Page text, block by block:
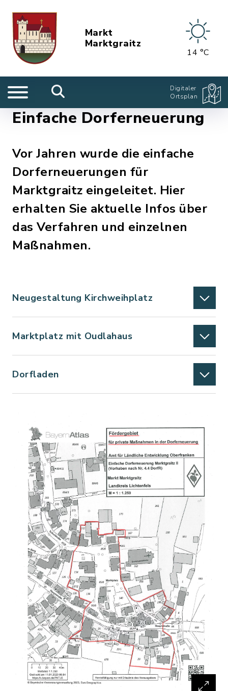
Markt
Marktgraitz
14 °C
Digitaler
Ortsplan
Einfache Dorferneuerung
Vor Jahren wurde die einfache
Dorferneuerungen für
Marktgraitz eingeleitet. Hier
erhalten Sie aktuelle Infos über
das Verfahren und einzelnen
Maßnahmen.
Neugestaltung Kirchweihplatz
Marktplatz mit Oudlahaus
Dorfladen